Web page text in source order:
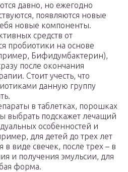
давно, но ежегодно
появляются новые
новые компоненты.
средств от
пробиотики на основе
Бифидумбактерин),
после окончания
Стоит учесть, что
данную группу
в таблетках, порошках
выбрать подскажет лечащий
особенностей и
для детей до трех лет
в виде свечек, после трех – в
и получения эмульсии, для
форма.